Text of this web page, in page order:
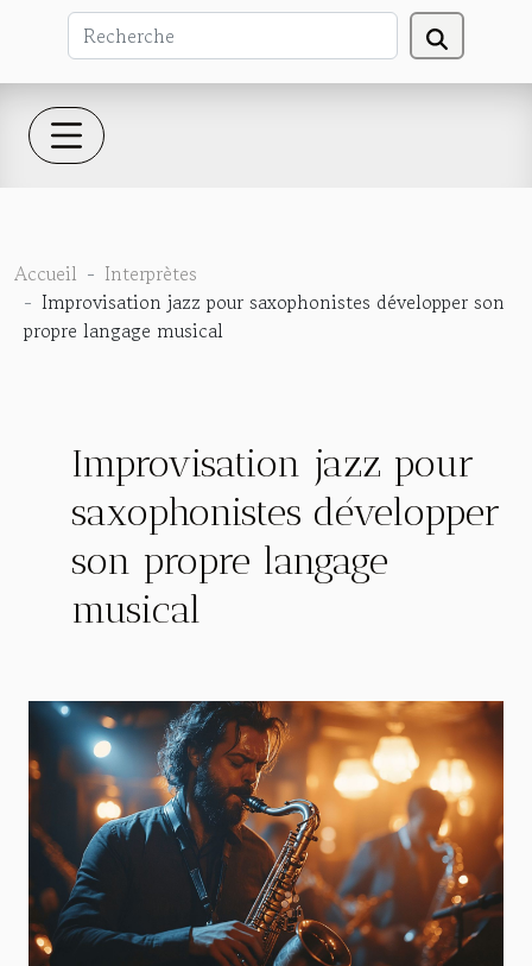
Accueil
Interprètes
Improvisation jazz pour saxophonistes développer son
propre langage musical
Improvisation jazz pour
saxophonistes développer
son propre langage
musical